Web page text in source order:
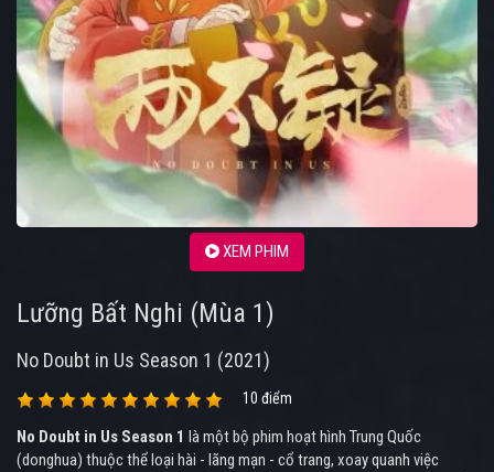
XEM PHIM
Lưỡng Bất Nghi (Mùa 1)
No Doubt in Us Season 1 (2021)
10 điểm
No Doubt in Us Season 1 là một bộ phim hoạt hình Trung Quốc
(donghua) thuộc thể loại hài - lãng mạn - cổ trang, xoay quanh việc